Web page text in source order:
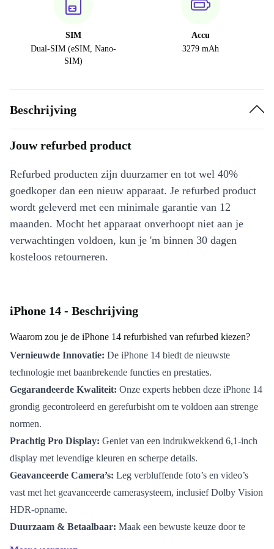
SIM
Dual-SIM (eSIM, Nano-
SIM)
Accu
3279 mAh
Beschrijving
Jouw refurbed product
Refurbed producten zijn duurzamer en tot wel 40%
goedkoper dan een nieuw apparaat. Je refurbed product
wordt geleverd met een minimale garantie van 12
maanden. Mocht het apparaat onverhoopt niet aan je
verwachtingen voldoen, kun je 'm binnen 30 dagen
kosteloos retourneren.
iPhone 14 - Beschrijving
Waarom zou je de iPhone 14 refurbished van refurbed kiezen?
Vernieuwde Innovatie: De iPhone 14 biedt de nieuwste
technologie met baanbrekende functies en prestaties.
Gegarandeerde Kwaliteit: Onze experts hebben deze iPhone 14
grondig gecontroleerd en gerefurbisht om te voldoen aan strenge
normen.
Prachtig Pro Display: Geniet van een indrukwekkend 6,1-inch
display met levendige kleuren en scherpe details.
Geavanceerde Camera’s: Leg verbluffende foto’s en video’s
vast met het geavanceerde camerasysteem, inclusief Dolby Vision
HDR-opname.
Duurzaam & Betaalbaar: Maak een bewuste keuze door te